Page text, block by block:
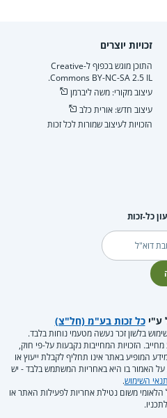
זכויות יוצרים
התוכן מוגש בכפוף ל-Creative
Commons BY-NC-SA 2.5 IL.
עיצוב מקורי: משה ליברמן
עיצוב חדש: אורית כלב
הזכויות לעיצוב שמורות לכל זכות
כל-זכות
ע"יכל זכות בע"מ (חל"צ)
בלשון זכר נעשה מטעמי נוחות בלבד.
הזכויות המחייבות נקבעות על-פי חוק,
המופיע באתר אינו תחליף לקבלת ייעוץ או
האמור בו היא באחריות המשתמש בלבד - יש
השימוש.
משום נטילת אחריות לפעילות האתר או
לתכניו.